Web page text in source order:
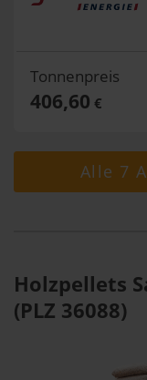
Tonnenpreis
406,60 €
Alle 7
Holzpellets
(PLZ 36088)